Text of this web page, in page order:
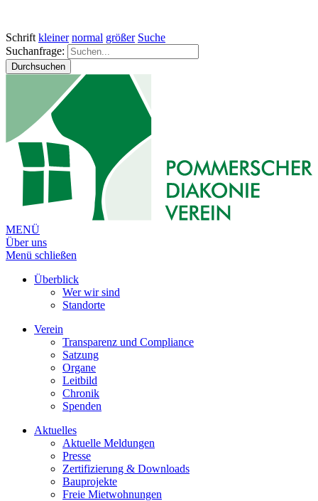
Schrift kleiner normal größer Suche
Suchanfrage:
Durchsuchen
MENÜ
Über uns
Menü schließen
Überblick
Wer wir sind
Standorte
Verein
Transparenz und Compliance
Satzung
Organe
Leitbild
Chronik
Spenden
Aktuelles
Aktuelle Meldungen
Presse
Zertifizierung & Downloads
Bauprojekte
Freie Mietwohnungen